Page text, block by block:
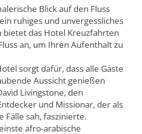
Blick auf den Fluss
ruhiges und unvergessliches
bietet das Hotel Kreuzfahrten
an, um Ihren Aufenthalt zu
sorgt dafür, dass alle Gäste
Aussicht genießen
Livingstone, den
und Missionar, der als
Fälle sah, faszinierte.
afro-arabische